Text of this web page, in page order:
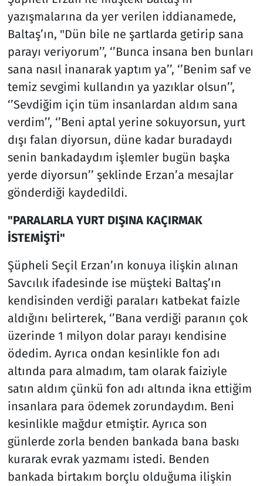
yazışmalarına da yer verilen iddianamede,
Baltaş’ın, "Dün bile ne şartlarda getirip sana
parayı veriyorum’’, ‘’Bunca insana ben bunları
sana nasıl inanarak yaptım ya’’, ‘’Benim saf ve
temiz sevgimi kullandın ya yazıklar olsun’’,
‘’Sevdiğim için tüm insanlardan aldım sana
verdim’’, ‘’Beni aptal yerine sokuyorsun, yurt
dışı falan diyorsun, düne kadar buradaydı
senin bankadaydım işlemler bugün başka
yerde diyorsun’’ şeklinde Erzan’a mesajlar
gönderdiği kaydedildi.
"PARALARLA YURT DIŞINA KAÇIRMAK
İSTEMİŞTİ"
Şüpheli Seçil Erzan’ın konuya ilişkin alınan
Savcılık ifadesinde ise müşteki Baltaş’ın
kendisinden verdiği paraları katbekat faizle
aldığını belirterek, ‘’Bana verdiği paranın çok
üzerinde 1 milyon dolar parayı kendisine
ödedim. Ayrıca ondan kesinlikle fon adı
altında para almadım, tam olarak faiziyle
satın aldım çünkü fon adı altında ikna ettiğim
insanlara para ödemek zorundaydım. Beni
kesinlikle mağdur etmiştir. Ayrıca son
günlerde zorla benden bankada bana baskı
kurarak evrak yazmamı istedi. Benden
bankada birtakım borçlu olduğuma ilişkin